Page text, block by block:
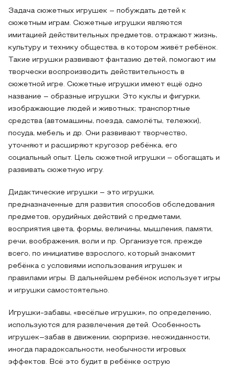
Задача сюжетных игрушек – побуждать детей к
сюжетным играм. Сюжетные игрушки являются
имитацией действительных предметов, отражают жизнь,
культуру и технику общества, в котором живёт ребёнок.
Такие игрушки развивают фантазию детей, помогают им
творчески воспроизводить действительность в
сюжетной игре. Сюжетные игрушки имеют ещё одно
название – образные игрушки. Это куклы и фигурки,
изображающие людей и животных; транспортные
средства (автомашины, поезда, самолёты, тележки),
посуда, мебель и др. Они развивают творчество,
уточняют и расширяют кругозор ребёнка, его
социальный опыт. Цель сюжетной игрушки – обогащать и
развивать сюжетную игру.
Дидактические игрушки – это игрушки,
предназначенные для развития способов обследования
предметов, орудийных действий с предметами,
восприятия цвета, формы, величины, мышления, памяти,
речи, воображения, воли и пр. Организуется, прежде
всего, по инициативе взрослого, который знакомит
ребёнка с условиями использования игрушек и
правилами игры. В дальнейшем ребёнок использует игры
и игрушки самостоятельно.
Игрушки-забавы, «весёлые игрушки», по определению,
используются для развлечения детей. Особенность
игрушек–забав в движении, сюрпризе, неожиданности,
иногда парадоксальности, необычности игровых
эффектов. Всё это будит в ребёнке острую